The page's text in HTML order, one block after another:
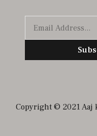
Copyright © 2021 Aaj